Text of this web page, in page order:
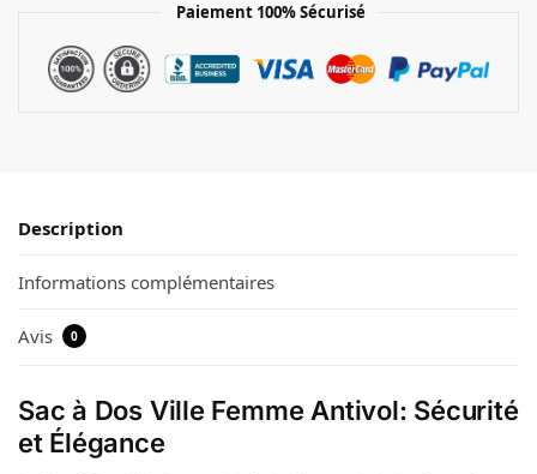
Paiement 100% Sécurisé
Description
Informations complémentaires
Avis 0
Sac à Dos Ville Femme Antivol: Sécurité
et Élégance